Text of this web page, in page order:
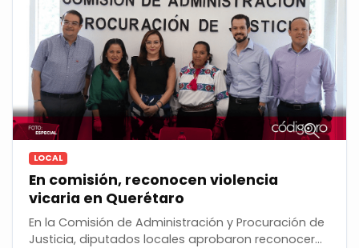
LOCAL
En comisión, reconocen violencia
vicaria en Querétaro
En la Comisión de Administración y Procuración de
Justicia, diputados locales aprobaron reconocer...